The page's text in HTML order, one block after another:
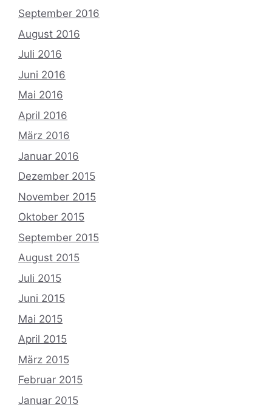
September 2016
August 2016
Juli 2016
Juni 2016
Mai 2016
April 2016
März 2016
Januar 2016
Dezember 2015
November 2015
Oktober 2015
September 2015
August 2015
Juli 2015
Juni 2015
Mai 2015
April 2015
März 2015
Februar 2015
Januar 2015